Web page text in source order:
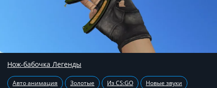
Нож-бабочка Легенды
Авто анимация Золотые Из CS:GO Новые звуки